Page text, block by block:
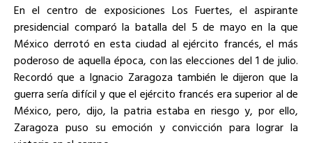
En el centro de exposiciones Los Fuertes, el aspirante
presidencial comparó la batalla del 5 de mayo en la que
México derrotó en esta ciudad al ejército francés, el más
poderoso de aquella época, con las elecciones del 1 de julio.
Recordó que a Ignacio Zaragoza también le dijeron que la
guerra sería difícil y que el ejército francés era superior al de
México, pero, dijo, la patria estaba en riesgo y, por ello,
Zaragoza puso su emoción y convicción para lograr la